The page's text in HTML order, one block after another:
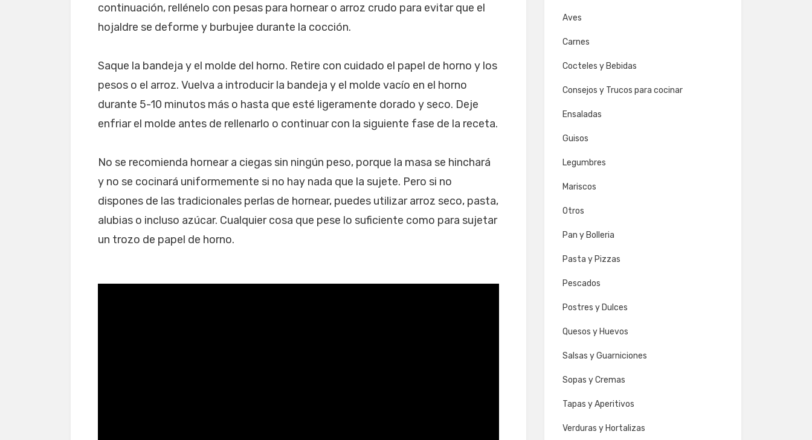
continuación, rellénelo con pesas para hornear o arroz crudo para evitar que el
hojaldre se deforme y burbujee durante la cocción.
Saque la bandeja y el molde del horno. Retire con cuidado el papel de horno y los
pesos o el arroz. Vuelva a introducir la bandeja y el molde vacío en el horno
durante 5-10 minutos más o hasta que esté ligeramente dorado y seco. Deje
enfriar el molde antes de rellenarlo o continuar con la siguiente fase de la receta.
No se recomienda hornear a ciegas sin ningún peso, porque la masa se hinchará
y no se cocinará uniformemente si no hay nada que la sujete. Pero si no
dispones de las tradicionales perlas de hornear, puedes utilizar arroz seco, pasta,
alubias o incluso azúcar. Cualquier cosa que pese lo suficiente como para sujetar
un trozo de papel de horno.
Aves
Carnes
Cocteles y Bebidas
Consejos y Trucos para cocinar
Ensaladas
Guisos
Legumbres
Mariscos
Otros
Pan y Bolleria
Pasta y Pizzas
Pescados
Postres y Dulces
Quesos y Huevos
Salsas y Guarniciones
Sopas y Cremas
Tapas y Aperitivos
Verduras y Hortalizas